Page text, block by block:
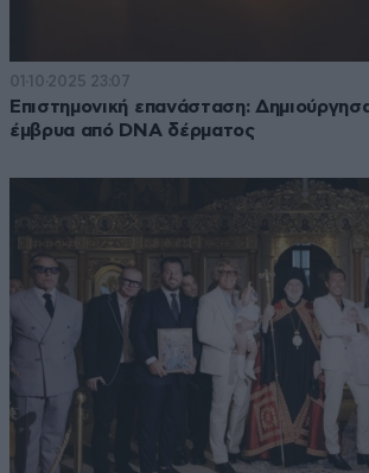
01·10·2025 23:07
Επιστημονική επανάσταση:
έμβρυα από DNA δέρματος